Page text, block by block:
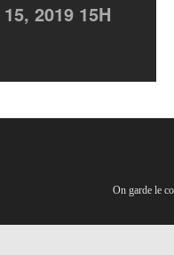
15, 2019 15H
On garde le